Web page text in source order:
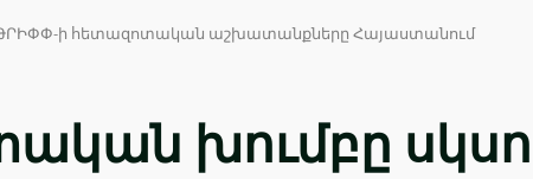
ի հետազոտական աշխատանքները Հայաստանում
խումբը